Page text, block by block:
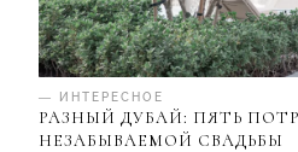
— ИНТЕРЕСНОЕ
РАЗНЫЙ ДУБАЙ: ПЯТЬ
НЕЗАБЫВАЕМОЙ СВАДЬБЫ